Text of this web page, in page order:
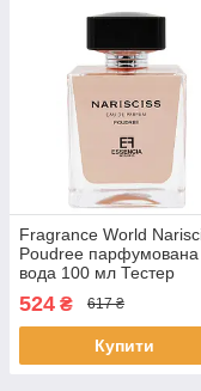
Fragrance World
Poudree парфумована
вода 100 мл Тестер
524 ₴ 617 ₴
Купити